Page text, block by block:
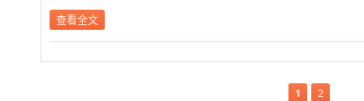
查看全文
1 2